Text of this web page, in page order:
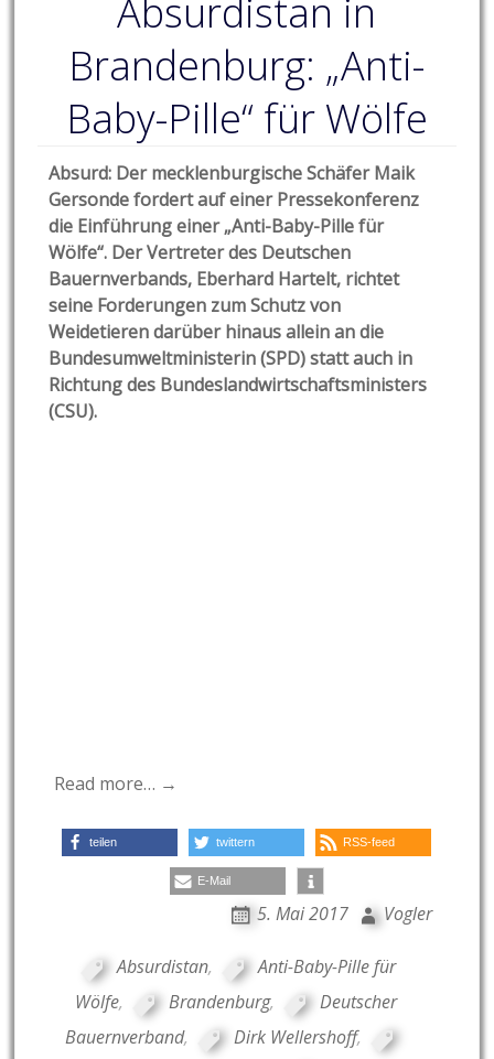
Absurdistan in
Brandenburg: „Anti-
Baby-Pille“ für Wölfe
Absurd: Der mecklenburgische Schäfer Maik
Gersonde fordert auf einer Pressekonferenz
die Einführung einer „Anti-Baby-Pille für
Wölfe“. Der Vertreter des Deutschen
Bauernverbands, Eberhard Hartelt, richtet
seine Forderungen zum Schutz von
Weidetieren darüber hinaus allein an die
Bundesumweltministerin (SPD) statt auch in
Richtung des Bundeslandwirtschaftsministers
(CSU).
Read more… →
teilen twittern RSS-feed
E-Mail
5. Mai 2017 Vogler
Absurdistan,
Anti-Baby-Pille für
Wölfe, Brandenburg,
Deutscher
Bauernverband, Dirk Wellershoff,